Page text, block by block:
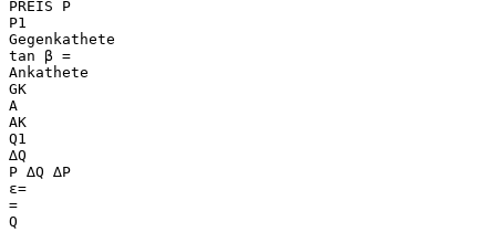
PREIS P
P1
Gegenkathete
tan β =
Ankathete
GK
A
AK
Q1
∆Q
P ∆Q ∆P
ε=
=
Q